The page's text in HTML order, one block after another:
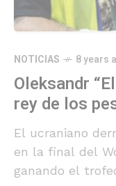
NOTICIAS 8 years
Oleksandr
rey de los
El ucraniano
en la final del
ganando el